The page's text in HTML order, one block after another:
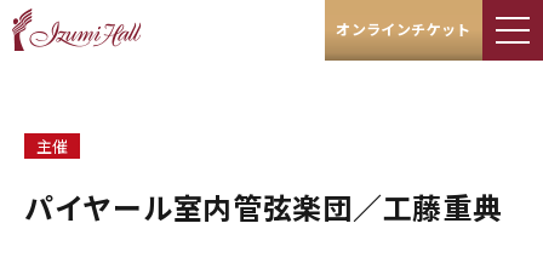
オンラインチケット
主催
パイヤール室内管弦楽団／工藤重典